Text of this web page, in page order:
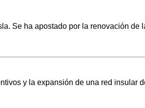
Se ha apostado por la renovación de
y la expansión de una red insular